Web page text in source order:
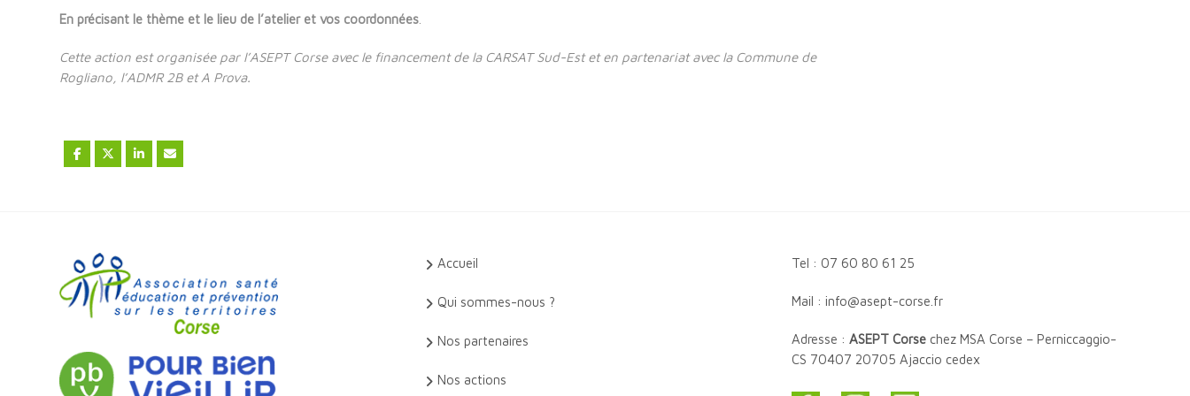
En précisant le thème et le lieu de l’atelier et vos coordonnées
Cette action est organisée par l’ASEPT Corse avec le financement de la CARSAT Sud-Est et en partenariat avec la Commune de
Rogliano, l’ADMR 2B et A Prova.
Accueil
Qui sommes-nous ?
Nos partenaires
Nos actions
Tel : 07 60 80 61 25
Mail : info@asept-corse.fr
Adresse : ASEPT Corsechez MSA Corse – Perniccaggio-
CS 70407 20705 Ajaccio cedex